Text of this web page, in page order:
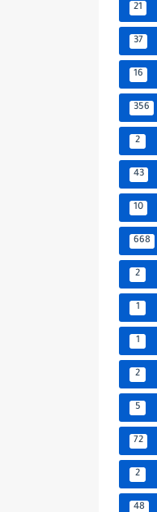
21
37
16
356
2
43
10
668
2
1
1
2
5
72
2
48